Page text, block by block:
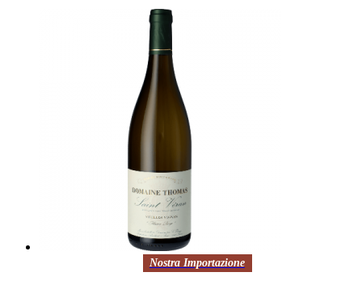
Nostra Importazione